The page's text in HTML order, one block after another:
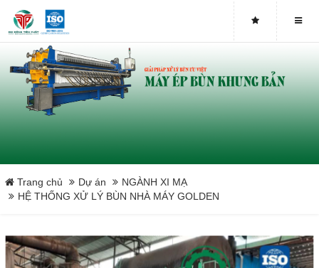
NGÀNH SẢN XUẤT Ô TÔ - XE MÁY
NGÀNH DỆT MAY - DỆT NHUỘM
XỬ LÝ CHẤT THẢI IN ẤN
NGÀNH SẢN XUẤT HÓA CHẤT
NGÀNH PHÂN BÓN
NGÀNH SẮT THÉP - KIM LOẠI
Trang chủ Dự án
NGÀNH XI MẠ
HỆ THỐNG XỬ LÝ BÙN NHÀ MÁY GOLDEN